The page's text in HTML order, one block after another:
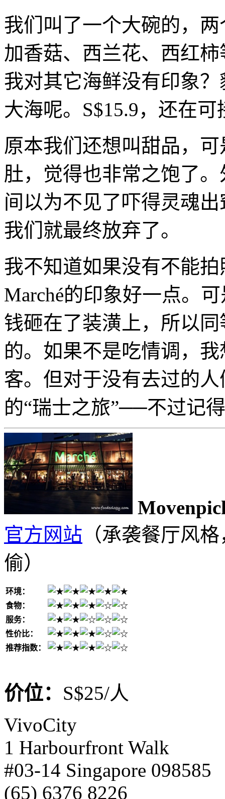
我们叫了一个大碗的，两
加香菇、西兰花、西红
我对其它海鲜没有印象
大海呢。S$15.9，还在
原本我们还想叫甜品，
肚，觉得也非常之饱了
间以为不见了吓得灵魂
我们就最终放弃了。
我不知道如果没有不能
Marché的印象好一点。
钱砸在了装潢上，所以
的。如果不是吃情调，
客。但对于没有去过的
的“瑞士之旅”──不过记
官方网站 （承袭餐厅风
偷）
环境：
食物：
服务：
性价比：
推荐指数：
价位： S$25/人
VivoCity
1 Harbourfront Walk
#03-14 Singapore 098585
(65) 6376 8226